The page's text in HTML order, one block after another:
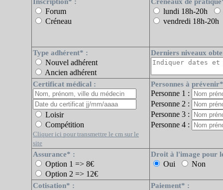
Forum
Créneau
lundi 18h-20h
vendredi 18h-20h
Type adhérent* :
Nouvel adhérent
Ancien adhérent
Derniers niveaux
Certificat médical :
Loisir
Compétition
Cliquer ici pour transmettre le cm sur le
site
Personnes à
Personne 1 :
Personne 2 :
Personne 3 :
Personne 4 :
Assurance* :
Option 1 => 8€
Option 2 => 12€
Droit à l'image pour
Oui Non
Cotisation* : Paiement* :